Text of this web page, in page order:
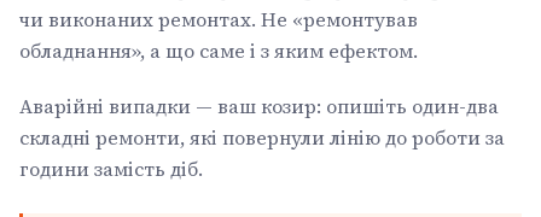
чи виконаних ремонтах. Не «ремонтував
обладнання», а що саме і з яким ефектом.
Аварійні випадки — ваш козир: опишіть один-два
складні ремонти, які повернули лінію до роботи за
години замість діб.